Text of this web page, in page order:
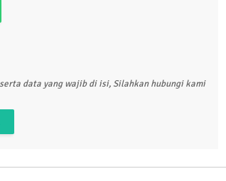
data yang wajib di isi, Silahkan hubungi kami